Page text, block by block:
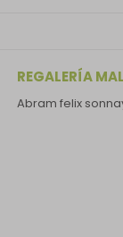
REGALERÍA
Abram felix